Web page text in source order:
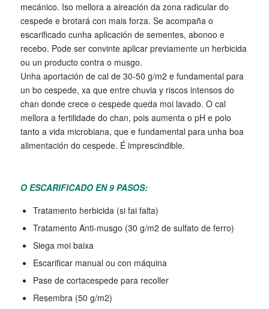
mecánico. Iso mellora a aireación da zona radicular do
cespede e brotará con mais forza. Se acompaña o
escarificado cunha aplicación de sementes, abonoo e
recebo. Pode ser convinte aplicar previamente un herbicida
ou un producto contra o musgo.
Unha aportación de cal de 30-50 g/m2 e fundamental para
un bo cespede, xa que entre chuvia y riscos intensos do
chan donde crece o cespede queda moi lavado. O cal
mellora a fertilidade do chan, pois aumenta o pH e polo
tanto a vida microbiana, que e fundamental para unha boa
alimentación do cespede. É imprescindible.
O ESCARIFICADO EN 9 PASOS:
Tratamento herbicida (si fai falta)
Tratamento Anti-musgo (30 g/m2 de sulfato de ferro)
Siega moi baixa
Escarificar manual ou con máquina
Pase de cortacespede para recoller
Resembra (50 g/m2)